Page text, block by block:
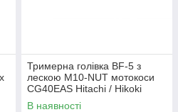
Тримерна голівка BF-5 з
лескою M10-NUT мотокоси
CG40EAS Hitachi / Hikoki
6695784
В наявності